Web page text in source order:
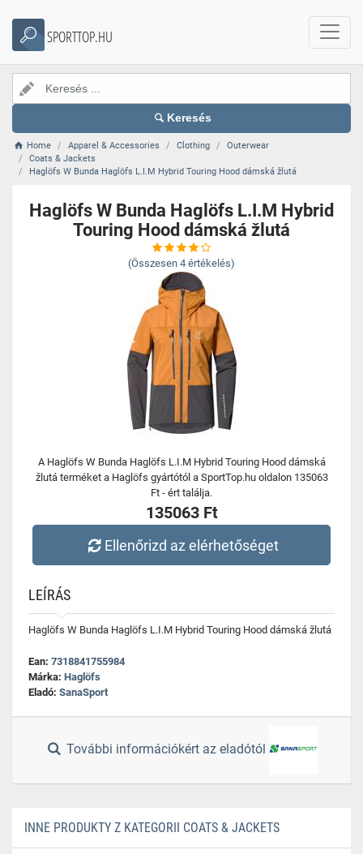
SPORTTOP.HU
Keresés
Home Apparel & Accessories Clothing
Outerwear
Coats & Jackets
Haglöfs W Bunda Haglöfs L.I.M Hybrid Touring Hood dámská žlutá
Haglöfs W Bunda Haglöfs L.I.M Hybrid
Touring Hood dámská žlutá
(Összesen 4 értékelés)
A Haglöfs W Bunda Haglöfs L.I.M Hybrid Touring Hood dámská
žlutá terméket a Haglöfs gyártótól a SportTop.hu oldalon 135063
Ft - ért találja.
135063 Ft
Ellenőrizd az elérhetőséget
LEÍRÁS
Haglöfs W Bunda Haglöfs L.I.M Hybrid Touring Hood dámská žlutá
Ean: 7318841755984
Márka: Haglöfs
Eladó: SanaSport
További információkért az eladótól
INNE PRODUKTY Z KATEGORII COATS & JACKETS